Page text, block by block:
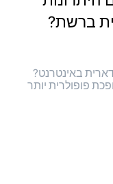
ברשת?
באינטרנט?
פופולרית יותר